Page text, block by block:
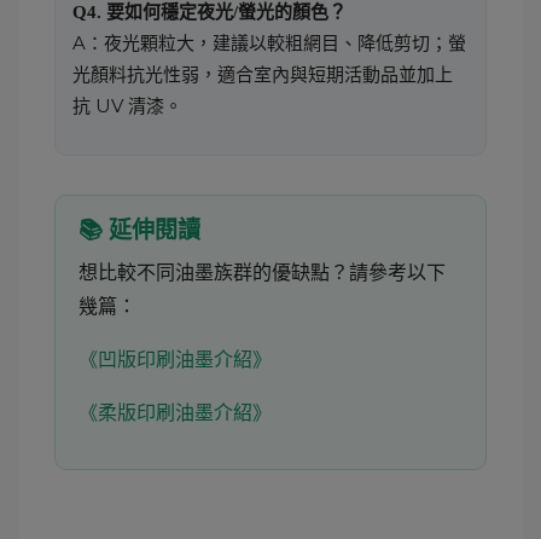
Q4. 要如何穩定夜光/螢光的顏色？
A：夜光顆粒大，建議以較粗網目、降低剪切；螢
光顏料抗光性弱，適合室內與短期活動品並加上
抗 UV 清漆。
📚 延伸閱讀
想比較不同油墨族群的優缺點？請參考以下
幾篇：
《凹版印刷油墨介紹》
《柔版印刷油墨介紹》